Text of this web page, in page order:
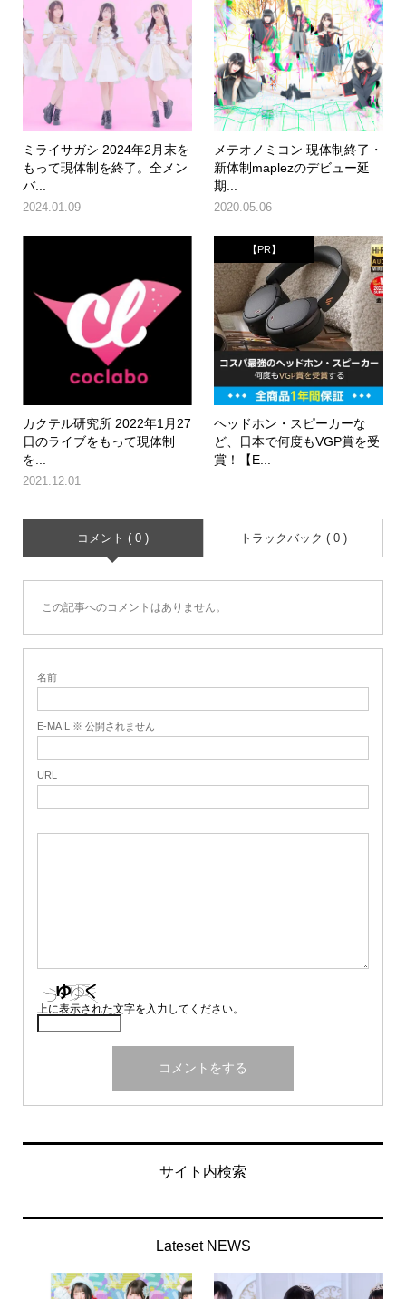
ミライサガシ 2024年2月末を
もって現体制を終了。全メン
バ...
2024.01.09
メテオノミコン 現体制終了・
新体制maplezのデビュー延
期...
2020.05.06
カクテル研究所 2022年1月27
日のライブをもって現体制
を...
2021.12.01
【PR】
ヘッドホン・スピーカーな
ど、日本で何度もVGP賞を受
賞！【E...
コメント ( 0 ) トラックバック ( 0 )
この記事へのコメントはありません。
名前
E-MAIL ※ 公開されません
URL
上に表示された文字を入力してください。
サイト内検索
Lateset NEWS